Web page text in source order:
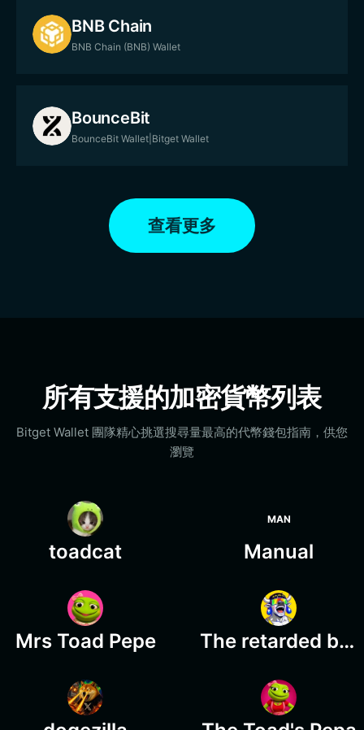
BNB Chain
BNB Chain (BNB) Wallet
BounceBit
BounceBit Wallet|Bitget Wallet
查看更多
所有支援的加密貨幣列表
Bitget Wallet 團隊精心挑選搜尋量最高的代幣錢包指南，供您
瀏覽
toadcat
MAN
Manual
Mrs Toad Pepe The retarded bull